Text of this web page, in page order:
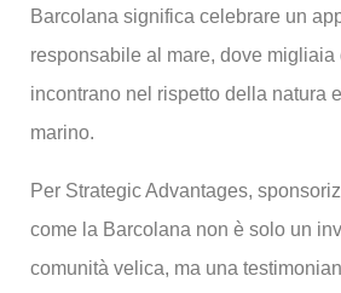
Barcolana significa celebrare un
responsabile al mare, dove migliaia
incontrano nel rispetto della natura
marino.
Per Strategic Advantages,
come la Barcolana non è solo un
comunità velica, ma una